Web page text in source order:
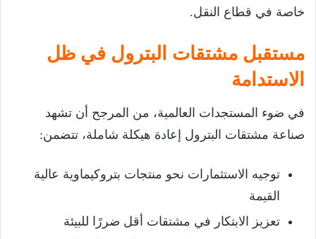
خاصة في قطاع النقل.
مستقبل مشتقات البترول في ظل
الاستدامة
في ضوء المستجدات العالمية، من المرجح أن تشهد
صناعة مشتقات البترول إعادة هيكلة شاملة، تتضمن:
توجيه الاستثمارات نحو منتجات بتروكيماوية عالية
القيمة
تعزيز الابتكار في مشتقات أقل ضررًا للبيئة